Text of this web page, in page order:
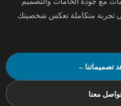
متكاملة تعكس شخصيتك
←